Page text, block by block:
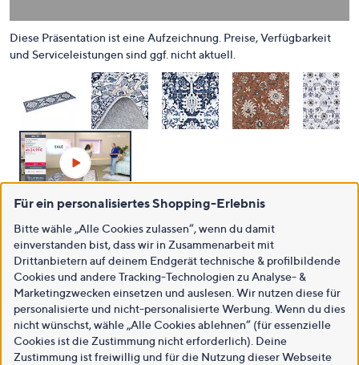
Für ein personalisiertes Shopping-Erlebnis
Bitte wähle „Alle Cookies zulassen“, wenn du damit
einverstanden bist, dass wir in Zusammenarbeit mit
Drittanbietern auf deinem Endgerät technische & profilbildende
Cookies und andere Tracking-Technologien zu Analyse- &
Marketingzwecken einsetzen und auslesen. Wir nutzen diese für
personalisierte und nicht-personalisierte Werbung. Wenn du dies
nicht wünschst, wähle „Alle Cookies ablehnen“ (für essenzielle
Cookies ist die Zustimmung nicht erforderlich). Deine
Zustimmung ist freiwillig und für die Nutzung dieser Webseite